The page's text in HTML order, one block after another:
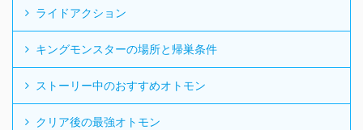
ライドアクション
キングモンスターの場所と帰巣条件
ストーリー中のおすすめオトモン
クリア後の最強オトモン